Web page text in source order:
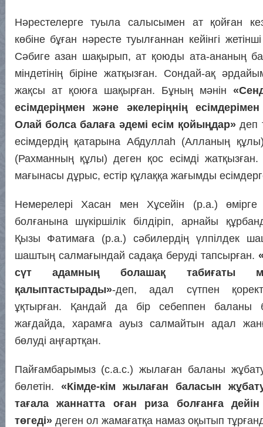
Нәрестелерге туыла салысымен ат қойған
көбіне бұған нәресте туылғаннан кейінгі
Сәбиге азан шақырып, ат қоюды ата-ананың
міндетінің біріне жатқызған. Сондай-ақ
жақсы ат қоюға шақырған. Бұның мәнін
есімдеріңмен және әкелеріңнің
Олай болса балаға әдемі есім қойыңдар»деп
есімдердің қатарына Абдуллаһ (Алланың
(Рахманның құлы) деген қос есімді
мағынасы дұрыс, естір құлаққа жағымды
Немерелері Хасан мен Хұсейін (р.а.) өмірге
болғанына шүкіршілік білдіріп, арнайы
Қызы Фатимаға (р.а.) сәбилердің үлпілдек
шаштың салмағындай садақа беруді тапсырған.
сүт адамның болашақ табиғаты
қалыптастырады»-деп, адал сүтпен
ұқтырған. Қандай да бір себеппен баланы
жағдайда, харамға ауыз салмайтын адал
бөлуді аңғартқан.
Пайғамбарымыз (с.а.с.) жылаған баланы
бөлетін. «Кімде-кім жылаған баласын
тағала жаннатта оған риза болғанға
төгеді»деген ол жамағатқа намаз оқытып